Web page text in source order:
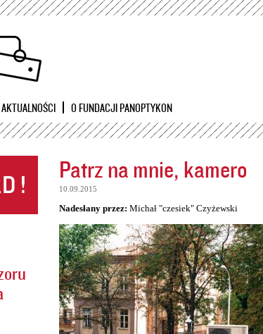
Przejdź
AKTUALNOŚCI O FUNDACJI PANOPTYKON
Patrz na mnie, kamero
10.09.2015
Nadesłany przez: Michał "czesiek" Czyżewski